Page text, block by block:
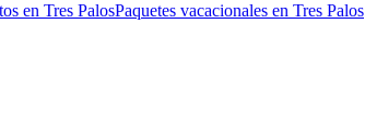
en Tres PalosPaquetes vacacionales en Tres Palos